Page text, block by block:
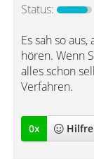
Status:
Es sah so
hören. Wenn
alles schon
Verfahren.
0x